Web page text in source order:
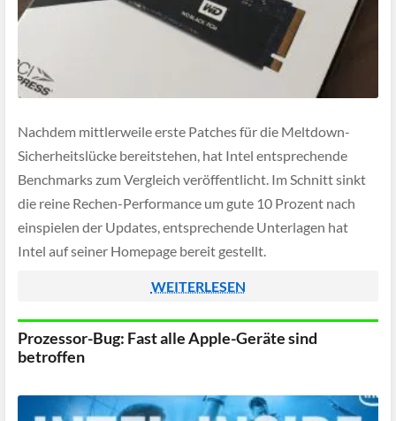
Nachdem mittlerweile erste Patches für die Meltdown-
Sicherheitslücke bereitstehen, hat Intel entsprechende
Benchmarks zum Vergleich veröffentlicht. Im Schnitt sinkt
die reine Rechen-Performance um gute 10 Prozent nach
einspielen der Updates, entsprechende Unterlagen hat
Intel auf seiner Homepage bereit gestellt.
WEITERLESEN
Prozessor-Bug: Fast alle Apple-Geräte sind
betroffen